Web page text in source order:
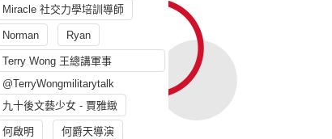
Miracle 社交力學培訓導師
Norman Ryan
Terry Wong 王總講軍事
@TerryWongmilitarytalk
九十後文藝少女 - 賈雅緻
何啟明 何爵天導演